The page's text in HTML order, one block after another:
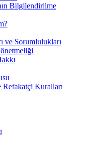
Bilgilendirilme
ve Sorumlulukları
Refakatçi Kuralları